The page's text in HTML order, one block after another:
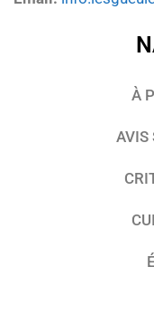
À
AVIS